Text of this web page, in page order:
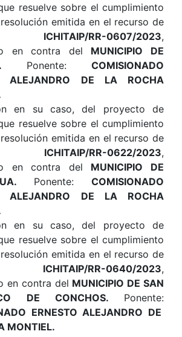
resuelve sobre el cumplimiento
emitida en el recurso de
RR-0607/2023,
en contra del MUNICIPIO DE
. Ponente:COMISIONADO
ALEJANDRO DE LA ROCHA
en su caso, del proyecto de
resuelve sobre el cumplimiento
emitida en el recurso de
RR-0622/2023,
en contra del MUNICIPIO DE
. Ponente: COMISIONADO
ALEJANDRO DE LA ROCHA
en su caso, del proyecto de
resuelve sobre el cumplimiento
emitida en el recurso de
RR-0640/2023,
en contra del MUNICIPIO DE SAN
DE CONCHOS. Ponente:
ERNESTO ALEJANDRO DE
MONTIEL.